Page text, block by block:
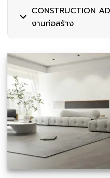
CONSTRUCTION
งานก่อสร้าง